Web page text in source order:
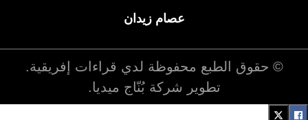
عصام زيدان
© حقوق الطبع محفوظة لدي قراءات إفريقية.
تطوير شركةبُنّاج ميديا.